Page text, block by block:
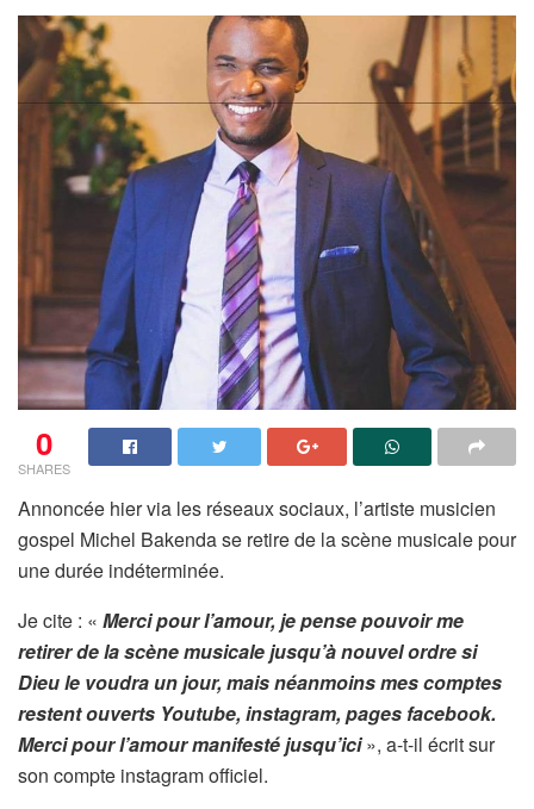
0
SHARES
Annoncée hier via les réseaux sociaux, l’artiste musicien
gospel Michel Bakenda se retire de la scène musicale pour
une durée indéterminée.
Je cite : « Merci pour l’amour, je pense pouvoir me
retirer de la scène musicale jusqu’à nouvel ordre si
Dieu le voudra un jour, mais néanmoins mes comptes
restent ouverts Youtube, instagram, pages facebook.
Merci pour l’amour manifesté jusqu’ici », a-t-il écrit sur
son compte instagram officiel.